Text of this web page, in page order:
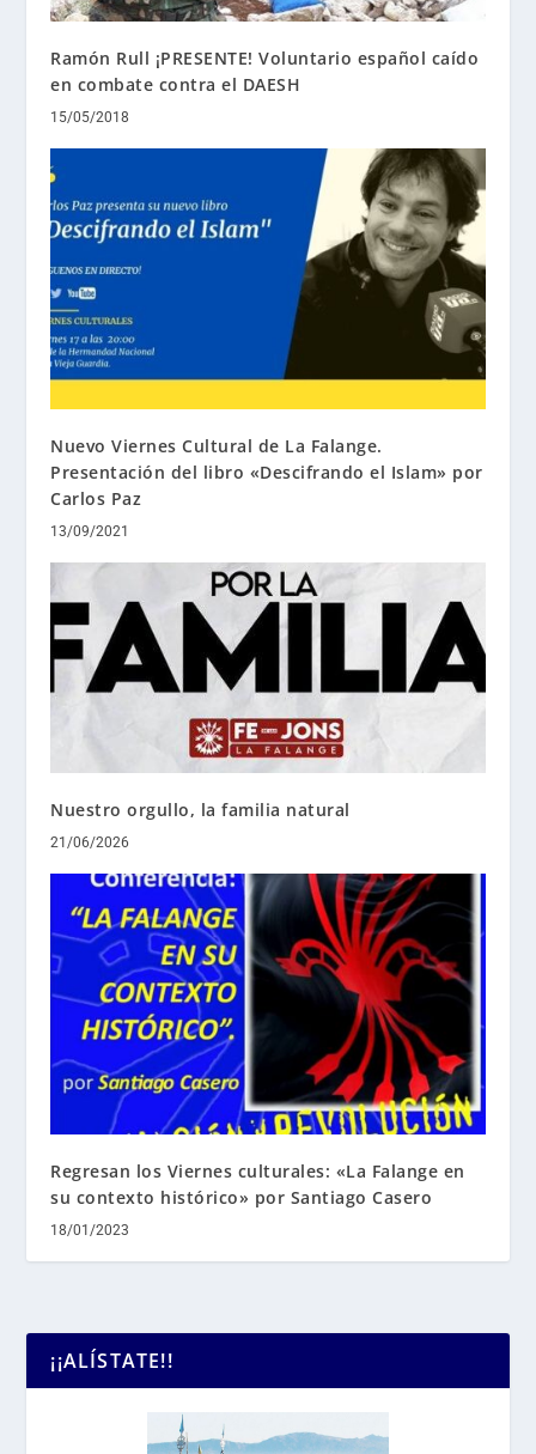
Ramón Rull ¡PRESENTE! Voluntario español caído
en combate contra el DAESH
15/05/2018
Nuevo Viernes Cultural de La Falange.
Presentación del libro «Descifrando el Islam» por
Carlos Paz
13/09/2021
Nuestro orgullo, la familia natural
21/06/2026
Regresan los Viernes culturales: «La Falange en
su contexto histórico» por Santiago Casero
18/01/2023
¡¡ALÍSTATE!!